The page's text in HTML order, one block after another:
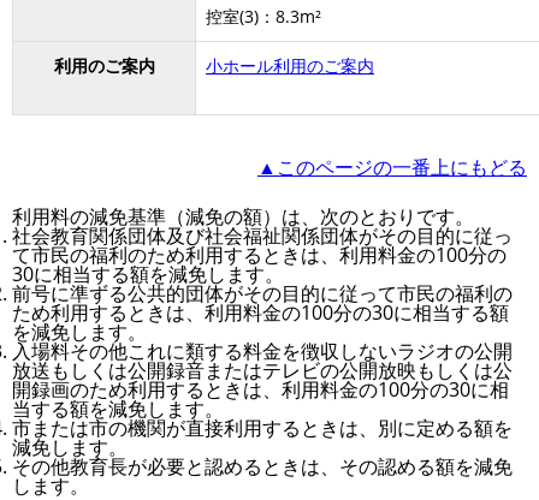
控室(3)：8.3m²
利用のご案内 小ホール利用のご案内
▲このページの一番上にもどる
利用料の減免基準（減免の額）は、次のとおりです。
社会教育関係団体及び社会福祉関係団体がその目的に従っ
て市民の福利のため利用するときは、利用料金の100分の
30に相当する額を減免します。
前号に準ずる公共的団体がその目的に従って市民の福利の
ため利用するときは、利用料金の100分の30に相当する額
を減免します。
入場料その他これに類する料金を徴収しないラジオの公開
放送もしくは公開録音またはテレビの公開放映もしくは公
開録画のため利用するときは、利用料金の100分の30に相
当する額を減免します。
市または市の機関が直接利用するときは、別に定める額を
減免します。
その他教育長が必要と認めるときは、その認める額を減免
します。